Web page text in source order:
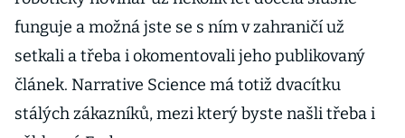
funguje a možná jste se s ním v zahraničí už
setkali a třeba i okomentovali jeho publikovaný
článek. Narrative Science má totiž dvacítku
stálých zákazníků, mezi který byste našli třeba i